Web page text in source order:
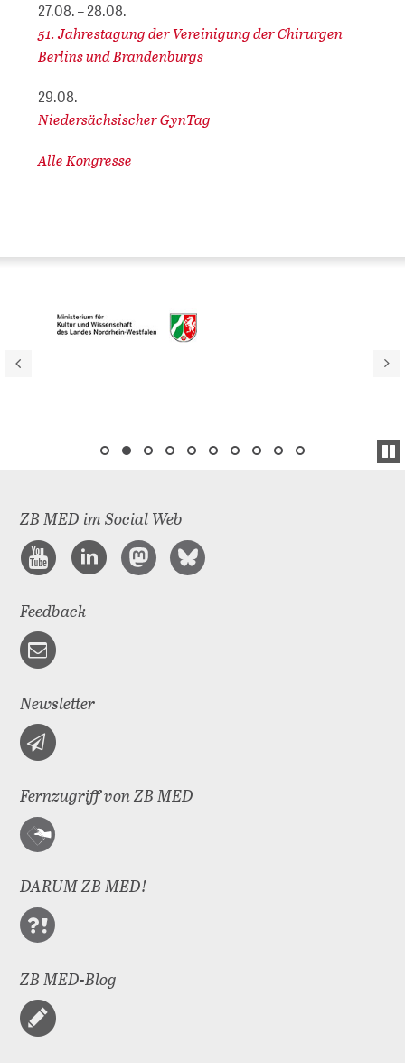
27.08. – 28.08.
51. Jahrestagung der Vereinigung der Chirurgen
Berlins und Brandenburgs
29.08.
Niedersächsischer GynTag
Alle Kongresse
ZB MED im Social Web
Feedback
Newsletter
Fernzugriff von ZB MED
DARUM ZB MED!
ZB MED-Blog